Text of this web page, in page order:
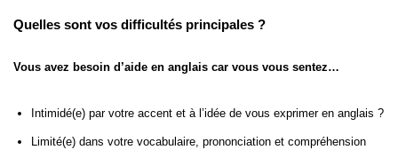
Quelles sont vos difficultés principales ?
Vous avez besoin d’aide en anglais car vous vous sentez…
Intimidé(e) par votre accent et à l’idée de vous exprimer en anglais ?
Limité(e) dans votre vocabulaire, prononciation et compréhension